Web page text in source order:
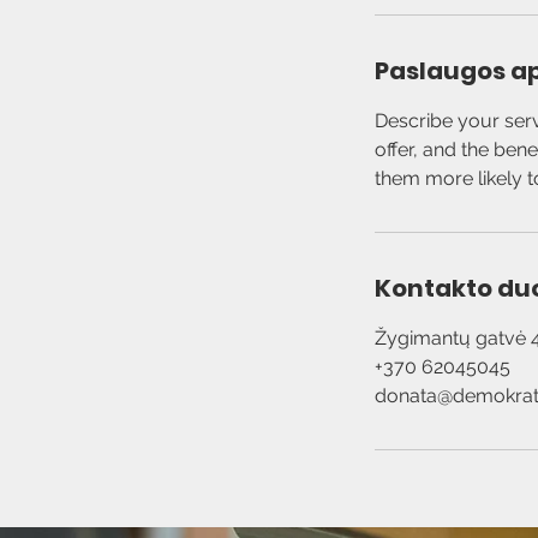
Paslaugos
Describe your
offer, and the
Kontakto
Žygimantų gatvė
+370 62045045